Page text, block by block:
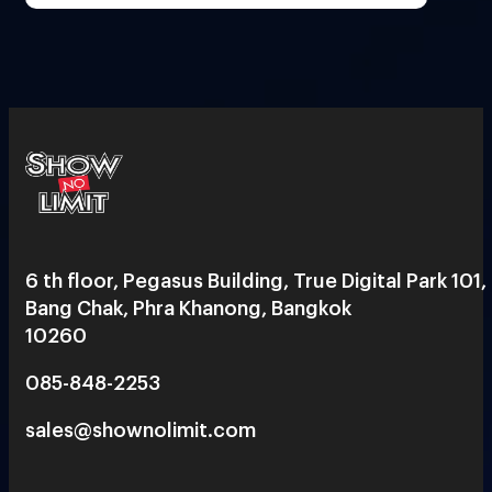
6 th floor, Pegasus Building, True Digital Park 101,
Bang Chak, Phra Khanong, Bangkok
10260
085-848-2253
sales@shownolimit.com